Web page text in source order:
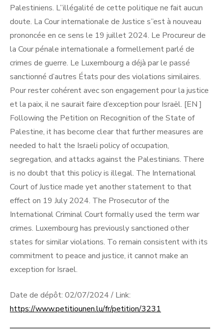
Palestiniens. L”illégalité de cette politique ne fait aucun
doute. La Cour internationale de Justice s”est à nouveau
prononcée en ce sens le 19 juillet 2024. Le Procureur de
la Cour pénale internationale a formellement parlé de
crimes de guerre. Le Luxembourg a déjà par le passé
sanctionné d’autres États pour des violations similaires.
Pour rester cohérent avec son engagement pour la justice
et la paix, il ne saurait faire d’exception pour Israël. [EN ]
Following the Petition on Recognition of the State of
Palestine, it has become clear that further measures are
needed to halt the Israeli policy of occupation,
segregation, and attacks against the Palestinians. There
is no doubt that this policy is illegal. The International
Court of Justice made yet another statement to that
effect on 19 July 2024. The Prosecutor of the
International Criminal Court formally used the term war
crimes. Luxembourg has previously sanctioned other
states for similar violations. To remain consistent with its
commitment to peace and justice, it cannot make an
exception for Israel.
Date de dépôt: 02/07/2024 / Link:
https://www.petitiounen.lu/fr/petition/3231